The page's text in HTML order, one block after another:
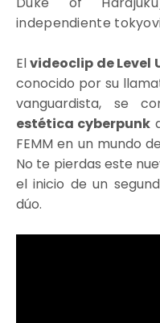
independiente
Elvideoclip de Level
conocido por su
vanguardista, se
estética cyberpunk
FEMM en un mundo
No te pierdas este
el inicio de un
dúo.